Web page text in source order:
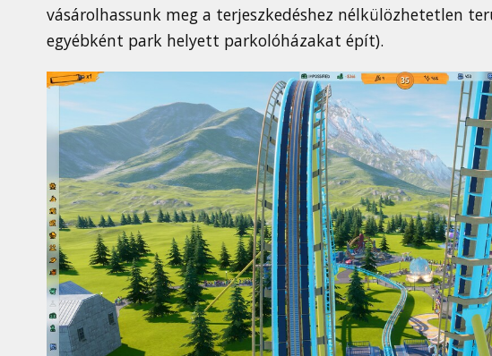
vásárolhassunk meg a terjeszkedéshez nélkülözhetetlen
egyébként park helyett parkolóházakat épít).